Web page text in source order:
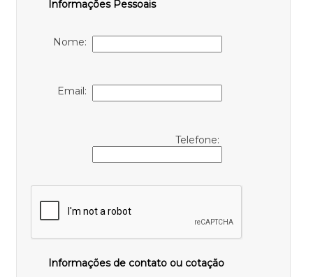
Informações Pessoais
Nome:
Email:
Telefone:
Informações de contato ou cotação